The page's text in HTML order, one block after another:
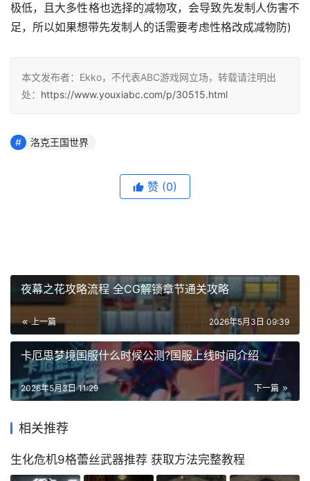
极低，且大多性格也选择的减物攻，会导致先发制人伤害不
足，所以如果想带先发制人的话需要考虑性格改成减物防)
本文发布者：Ekko，不代表ABC游戏网立场，转载请注明出
处： https://www.youxiabc.com/p/30515.html
洛克王国世界
赞 (0)
夜幕之花攻略流程 全CG解锁章节通关攻略
上一篇 2026年5月3日 09:39
卡厄思梦境国服什么时候公测?国服上线时间介绍
下一篇
2026年5月3日 11:29
相关推荐
生化危机9格蕾丝武器推荐 获取方法完整教程